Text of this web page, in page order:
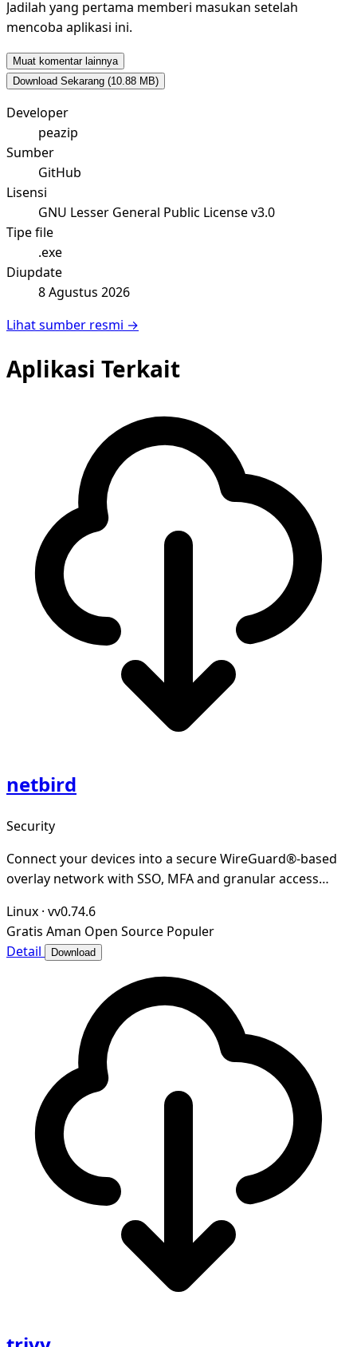
Jadilah yang pertama memberi masukan setelah
mencoba aplikasi ini.
Muat komentar lainnya
Download Sekarang (10.88 MB)
Developer
peazip
Sumber
GitHub
Lisensi
GNU Lesser General Public License v3.0
Tipe file
.exe
Diupdate
8 Agustus 2026
Lihat sumber resmi →
Aplikasi Terkait
netbird
Security
Connect your devices into a secure WireGuard®-based
overlay network with SSO, MFA and granular access
Linux · vv0.74.6
Gratis Aman Open Source Populer
Detail
Download